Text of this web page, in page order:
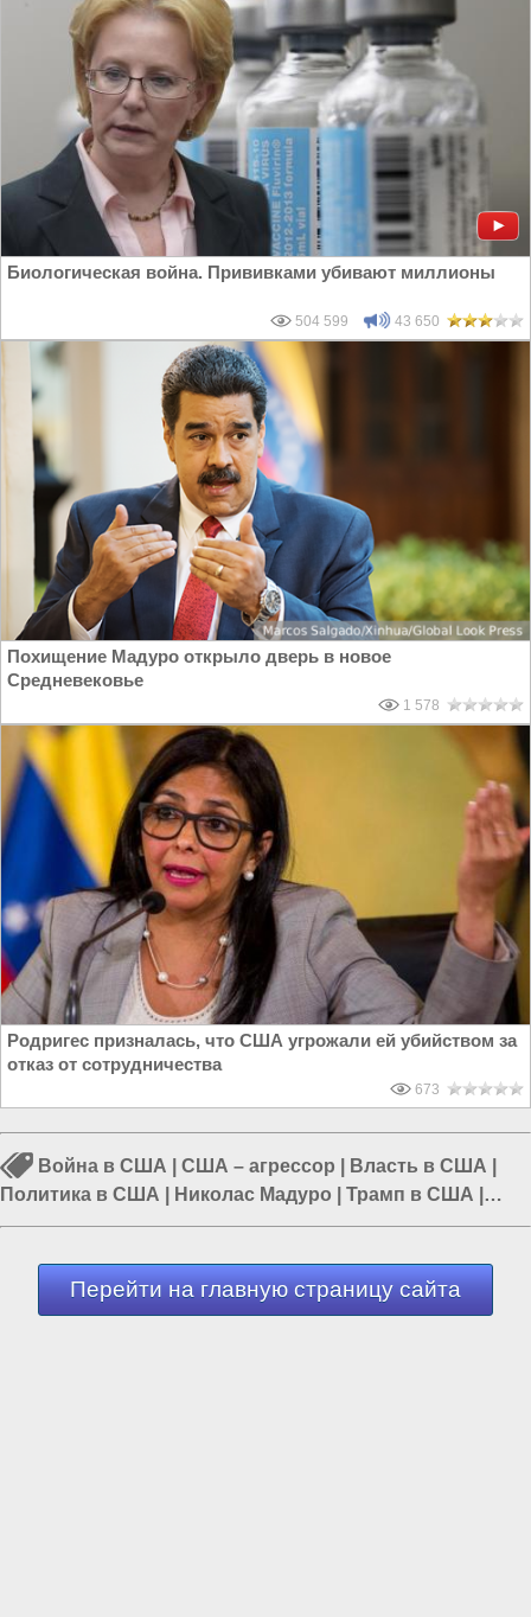
Биологическая война. Прививками убивают миллионы
504 599 43 650
Похищение Мадуро открыло дверь в новое
Средневековье
1 578
Родригес призналась, что США угрожали ей убийством за
отказ от сотрудничества
673
Война в США США – агрессор Власть в США
Политика в США
Николас Мадуро Трамп в США
Каракас
Перейти на главную страницу сайта